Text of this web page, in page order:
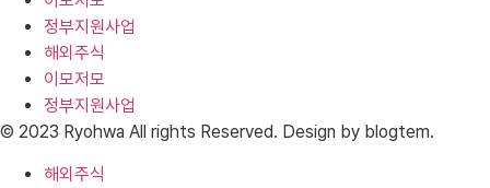
정부지원사업
해외주식
이모저모
정부지원사업
© 2023 Ryohwa All rights Reserved. Design by blogtem.
해외주식